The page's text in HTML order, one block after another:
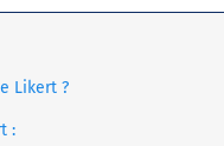
Likert ?
: